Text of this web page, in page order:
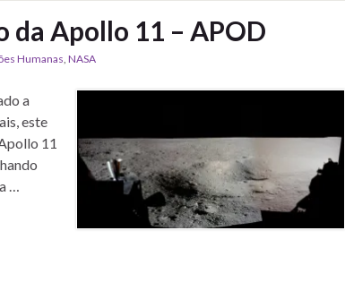
da Apollo 11 – APOD
Humanas, NASA
a
este
11
…